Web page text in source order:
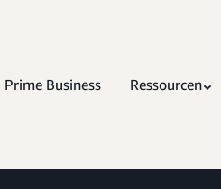
Prime Business Ressourcen